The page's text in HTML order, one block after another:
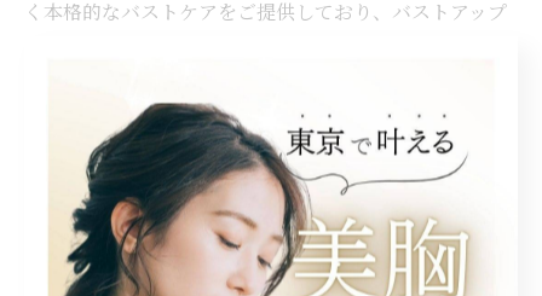
く本格的なバストケアをご提供しており、バストアップ
るバストアップサロンやエステサロンなどをお探しの際
は、是非ご利用下さい。
東京の専門的なバストケア
バストケア